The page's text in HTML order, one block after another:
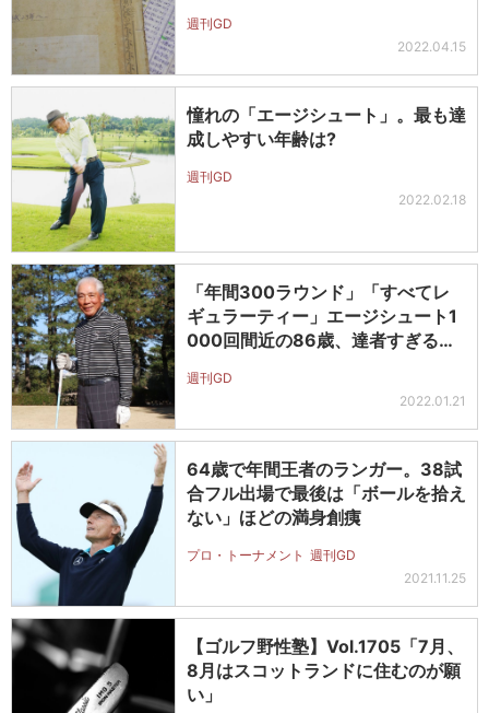
週刊GD
2022.04.15
憧れの「エージシュート」。最も達
成しやすい年齢は?
週刊GD
2022.02.18
「年間300ラウンド」「すべてレ
ギュラーティー」エージシュート1
000回間近の86歳、達者すぎるゴ
週刊GD
2022.01.21
64歳で年間王者のランガー。38試
合フル出場で最後は「ボールを拾え
ない」ほどの満身創痍
プロ・トーナメント 週刊GD
2021.11.25
【ゴルフ野性塾】Vol.1705「7月、
8月はスコットランドに住むのが願
い」